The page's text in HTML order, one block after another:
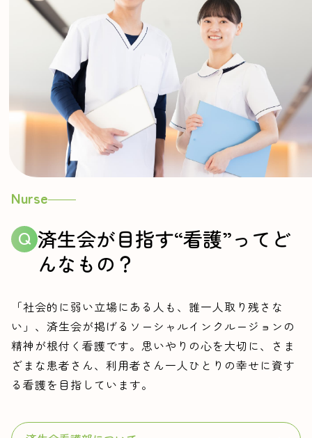
Nurse
済生会が目指す“看護”って ど
んなもの？
「社会的に弱い立場にある人も、誰一人取り残さな
い」、済生会が掲げるソーシャルインクルージョンの
精神が根付く看護です。思いやりの心を大切に、さま
ざまな患者さん、利用者さん一人ひとりの幸せに資す
る看護を目指しています。